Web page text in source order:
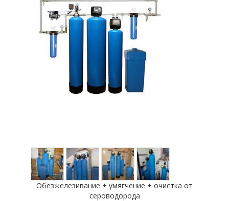
Обезжелезивание + умягчение + очистка от
сероводорода